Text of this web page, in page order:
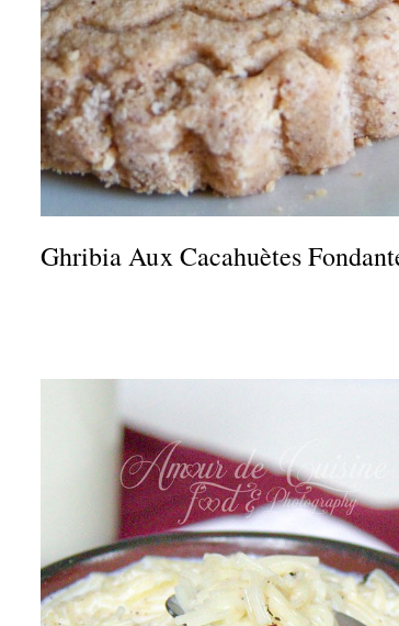
Ghribia Aux Cacahuètes